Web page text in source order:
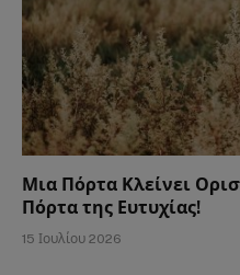
Μια Πόρτα Κλείνει
Πόρτα της Ευτυχίας!
15 Ιουλίου 2026